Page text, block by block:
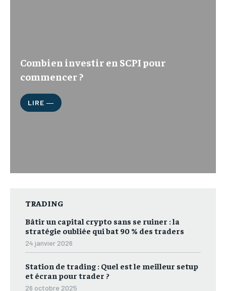
Combien investir en SCPI pour
commencer ?
LIRE ―
TRADING
Bâtir un capital crypto sans se ruiner : la
stratégie oubliée qui bat 90 % des traders
24 janvier 2026
Station de trading : Quel est le meilleur setup
et écran pour trader ?
26 octobre 2025